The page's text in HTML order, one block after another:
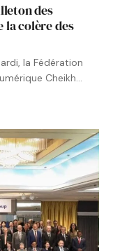
des
colère des
la Fédération
Cheikh